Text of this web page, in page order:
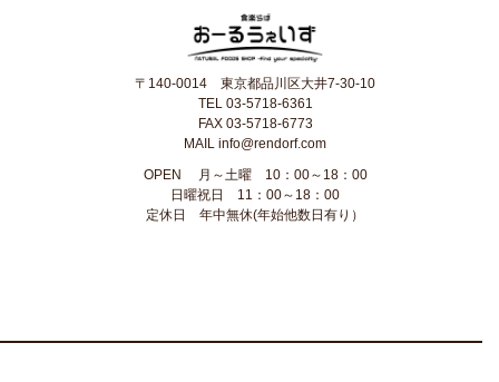
〒140-0014 東京都品川区大井7-30-10
TEL 03-5718-6361
FAX 03-5718-6773
MAIL info@rendorf.com
OPEN
月～土曜 10：00～18：00
日曜祝日 11：00～18：00
定休日 年中無休(年始他数日有り）